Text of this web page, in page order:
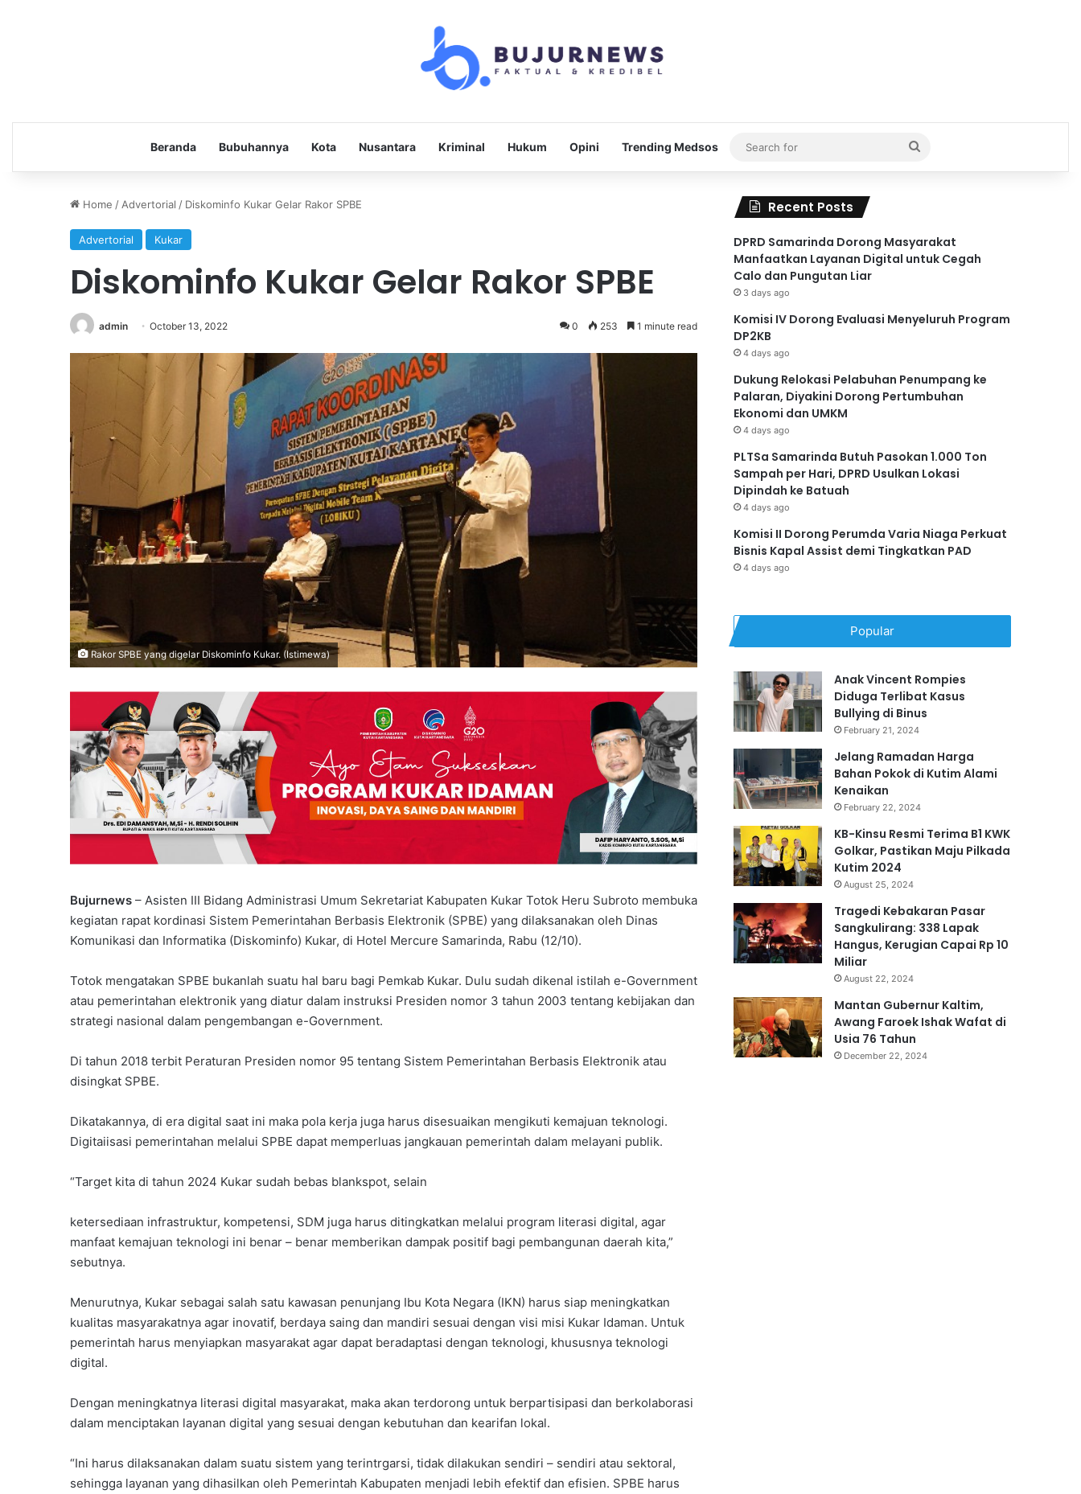
Beranda Bubuhannya Kota Nusantara Kriminal Hukum Opini Trending Medsos
Search
for
Home / Advertorial / Diskominfo Kukar Gelar Rakor SPBE
Advertorial Kukar
Diskominfo Kukar Gelar Rakor SPBE
admin October 13, 2022 0 253 1 minute read
Rakor SPBE yang digelar Diskominfo Kukar. (Istimewa)
Bujurnews – Asisten III Bidang Administrasi Umum Sekretariat Kabupaten Kukar Totok Heru Subroto membuka
kegiatan rapat kordinasi Sistem Pemerintahan Berbasis Elektronik (SPBE) yang dilaksanakan oleh Dinas
Komunikasi dan Informatika (Diskominfo) Kukar, di Hotel Mercure Samarinda, Rabu (12/10).
Totok mengatakan SPBE bukanlah suatu hal baru bagi Pemkab Kukar. Dulu sudah dikenal istilah e-Government
atau pemerintahan elektronik yang diatur dalam instruksi Presiden nomor 3 tahun 2003 tentang kebijakan dan
strategi nasional dalam pengembangan e-Government.
Di tahun 2018 terbit Peraturan Presiden nomor 95 tentang Sistem Pemerintahan Berbasis Elektronik atau
disingkat SPBE.
Dikatakannya, di era digital saat ini maka pola kerja juga harus disesuaikan mengikuti kemajuan teknologi.
Digitaiisasi pemerintahan melalui SPBE dapat memperluas jangkauan pemerintah dalam melayani publik.
“Target kita di tahun 2024 Kukar sudah bebas blankspot, selain
ketersediaan infrastruktur, kompetensi, SDM juga harus ditingkatkan melalui program literasi digital, agar
manfaat kemajuan teknologi ini benar – benar memberikan dampak positif bagi pembangunan daerah kita,”
sebutnya.
Menurutnya, Kukar sebagai salah satu kawasan penunjang Ibu Kota Negara (IKN) harus siap meningkatkan
kualitas masyarakatnya agar inovatif, berdaya saing dan mandiri sesuai dengan visi misi Kukar Idaman. Untuk
pemerintah harus menyiapkan masyarakat agar dapat beradaptasi dengan teknologi, khususnya teknologi
digital.
Dengan meningkatnya literasi digital masyarakat, maka akan terdorong untuk berpartisipasi dan berkolaborasi
dalam menciptakan layanan digital yang sesuai dengan kebutuhan dan kearifan lokal.
“Ini harus dilaksanakan dalam suatu sistem yang terintrgarsi, tidak dilakukan sendiri – sendiri atau sektoral,
sehingga layanan yang dihasilkan oleh Pemerintah Kabupaten menjadi lebih efektif dan efisien. SPBE harus
Recent Posts
DPRD Samarinda Dorong Masyarakat
Manfaatkan Layanan Digital untuk Cegah
Calo dan Pungutan Liar
3 days ago
Komisi IV Dorong Evaluasi Menyeluruh Program
DP2KB
4 days ago
Dukung Relokasi Pelabuhan Penumpang ke
Palaran, Diyakini Dorong Pertumbuhan
Ekonomi dan UMKM
4 days ago
PLTSa Samarinda Butuh Pasokan 1.000 Ton
Sampah per Hari, DPRD Usulkan Lokasi
Dipindah ke Batuah
4 days ago
Komisi II Dorong Perumda Varia Niaga Perkuat
Bisnis Kapal Assist demi Tingkatkan PAD
4 days ago
Popular
Anak Vincent Rompies
Diduga Terlibat Kasus
Bullying di Binus
February 21, 2024
Jelang Ramadan Harga
Bahan Pokok di Kutim Alami
Kenaikan
February 22, 2024
KB-Kinsu Resmi Terima B1 KWK
Golkar, Pastikan Maju Pilkada
Kutim 2024
August 25, 2024
Tragedi Kebakaran Pasar
Sangkulirang: 338 Lapak
Hangus, Kerugian Capai Rp 10
Miliar
August 22, 2024
Mantan Gubernur Kaltim,
Awang Faroek Ishak Wafat di
Usia 76 Tahun
December 22, 2024